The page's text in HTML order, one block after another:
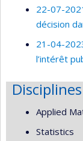
22-07-
décision
21-04-
l’intérêt
Disciplines
Applied
Statistics